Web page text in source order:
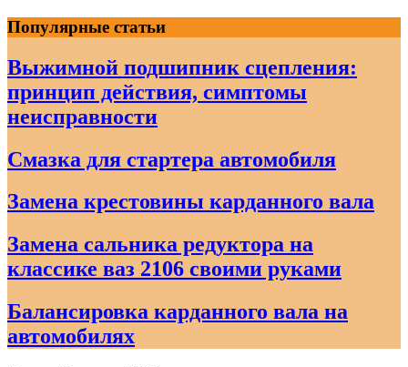
Skip
to
content
Популярные статьи
Выжимной подшипник сцепления:
принцип действия, симптомы
неисправности
Смазка для стартера автомобиля
Замена крестовины карданного вала
Замена сальника редуктора на
классике ваз 2106 своими руками
Балансировка карданного вала на
автомобилях